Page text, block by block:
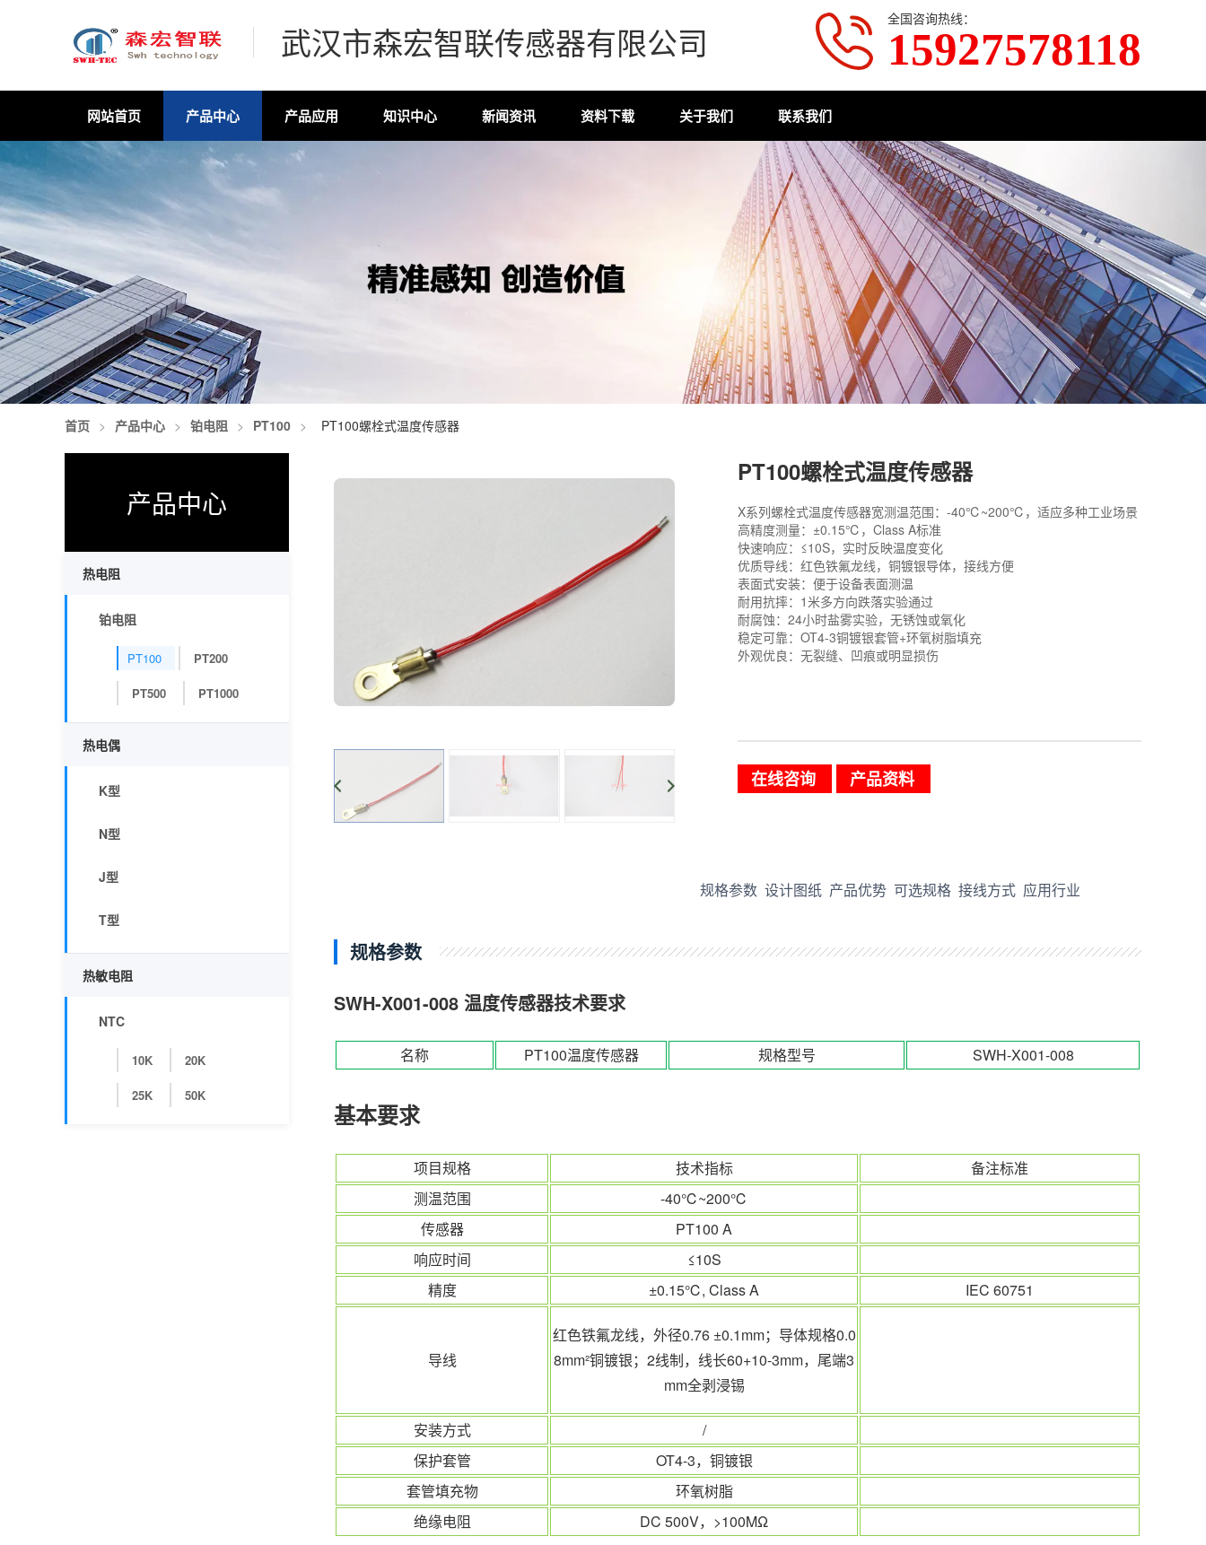
武汉市森宏智联传感器有限公司
全国咨询热线：
15927578118
网站首页 产品中心 产品应用 知识中心 新闻资讯 资料下载 关于我们 联系我们
首页 > 产品中心 > 铂电阻 > PT100 > PT100螺栓式温度传感器
产品中心
热电阻
铂电阻
PT100 PT200
PT500 PT1000
热电偶
K型
N型
J型
T型
热敏电阻
NTC
10K 20K
25K 50K
PT100螺栓式温度传感器
X系列螺栓式温度传感器宽测温范围：-40℃~200℃，适应多种工业场景
高精度测量：±0.15℃，Class A标准
快速响应：≤10S，实时反映温度变化
优质导线：红色铁氟龙线，铜镀银导体，接线方便
表面式安装：便于设备表面测温
耐用抗摔：1米多方向跌落实验通过
耐腐蚀：24小时盐雾实验，无锈蚀或氧化
稳定可靠：OT4-3铜镀银套管+环氧树脂填充
外观优良：无裂缝、凹痕或明显损伤
在线咨询 产品资料
规格参数 设计图纸 产品优势 可选规格 接线方式 应用行业
规格参数
SWH-X001-008 温度传感器技术要求
名称 PT100温度传感器 规格型号 SWH-X001-008
基本要求
项目规格 技术指标
备注标准
测温范围
-40℃~200℃
传感器
PT100 A
响应时间
≤10S
精度
±0.15℃, Class A IEC 60751
导线
红色铁氟龙线， 外径0.76 ±0.1mm；导体规格0.0
8mm²铜镀银；2线制，线长60+10-3mm，尾端3
mm全剥浸锡
安装方式
/
保护套管
OT4-3，铜镀银
套管填充物
环氧树脂
绝缘电阻
DC 500V，>100MΩ